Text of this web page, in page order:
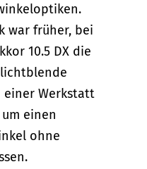
war früher, bei
10.5 DX die
einer Werkstatt
um einen
ohne